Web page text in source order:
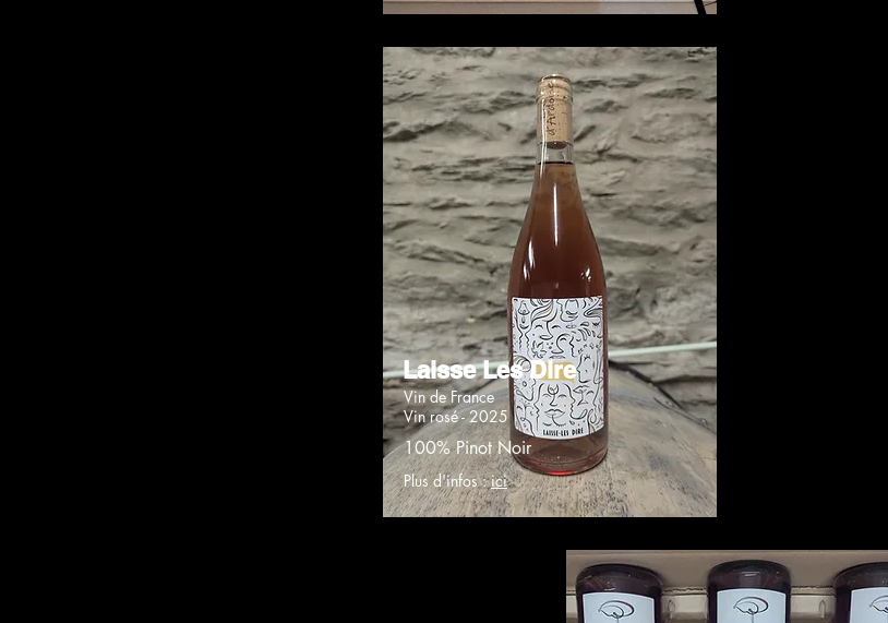
Laisse Les Dire
Vin de France
Vin rosé - 2025
100% Pinot Noir
Plus d'infos :ici